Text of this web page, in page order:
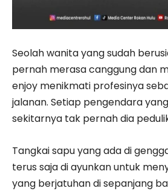
Seolah wanita yang sudah
pernah merasa canggung dan
enjoy menikmati profesinya
jalanan. Setiap pengendara
sekitarnya tak pernah dia
Tangkai sapu yang ada di
terus saja di ayunkan untuk
yang berjatuhan di sepanjang